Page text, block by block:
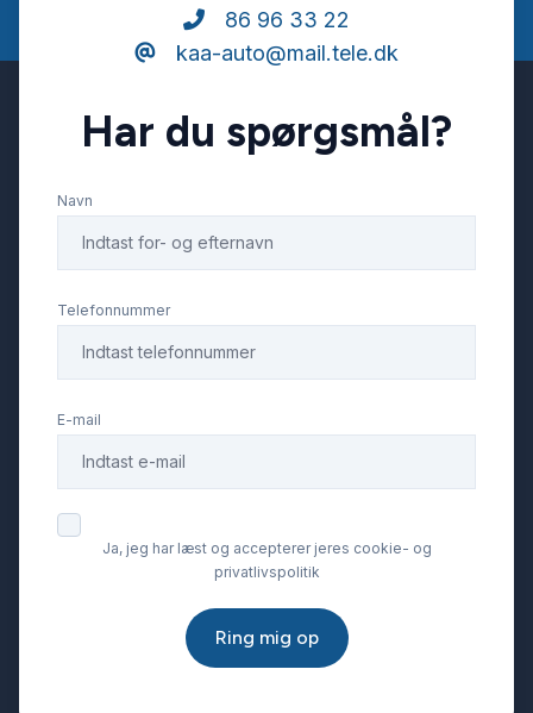
86 96 33 22
kaa-auto@mail.tele.dk
Har du spørgsmål?
Navn
Telefonnummer
E-mail
Ja, jeg har læst og accepterer jeres cookie- og
privatlivspolitik
Ring mig op